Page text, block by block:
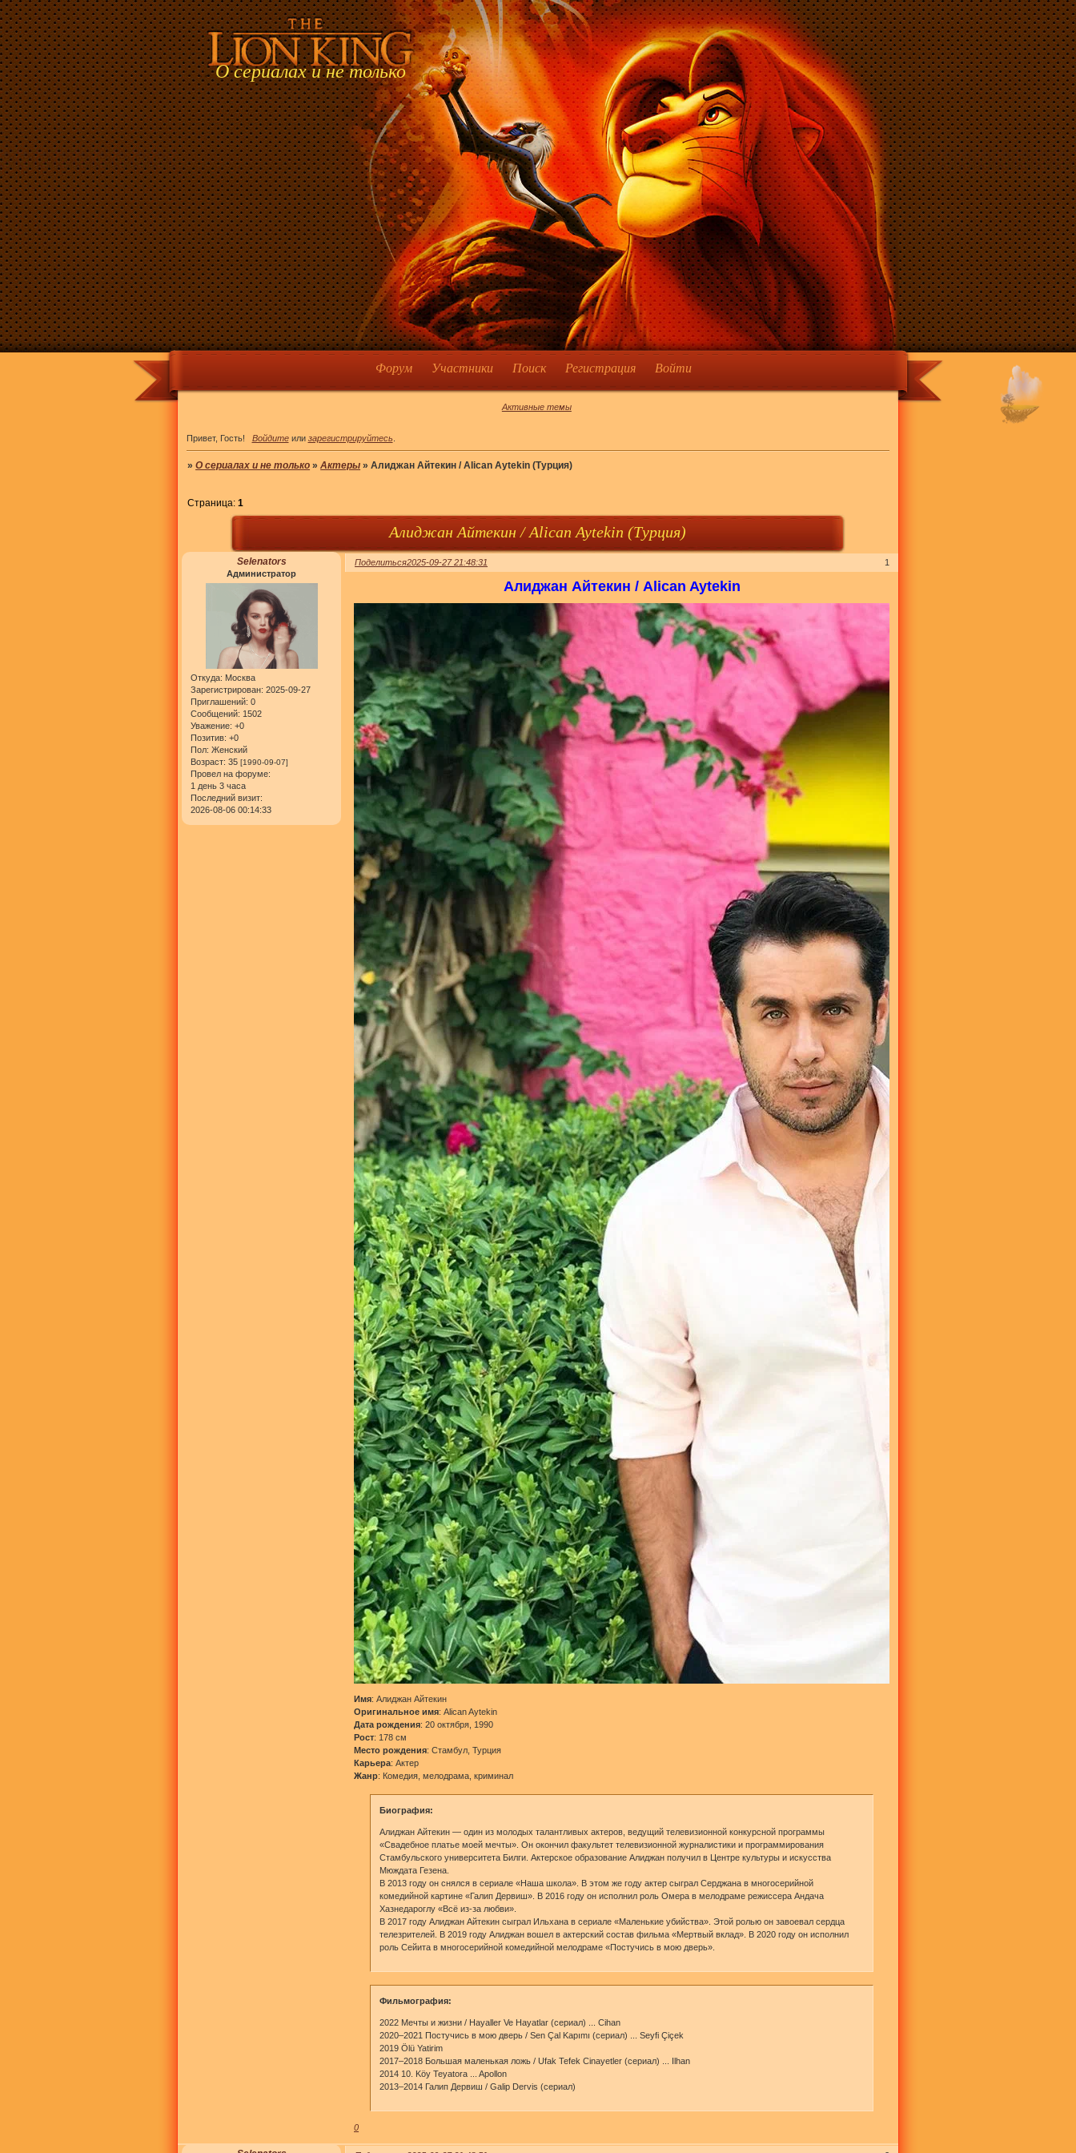
О сериалах и не только
Форум Участники Поиск Регистрация Войти
Активные темы
Привет, Гость! Войдитеили зарегистрируйтесь
»О сериалах и не только »Актеры »Алиджан Айтекин / Alican Aytekin (Турция)
Алиджан Айтекин / Alican Aytekin (Турция)
Страница:1
Поделиться 1
2025-09-27 21:48:31
Selenators
Администратор
Откуда: Москва
Зарегистрирован: 2025-09-27
Приглашений: 0
Сообщений: 1502
Уважение: +0
Позитив: +0
Пол: Женский
Возраст: 35 [1990-09-07]
Провел на форуме:
1 день 3 часа
Последний визит:
2026-08-06 00:14:33
Алиджан Айтекин / Alican Aytekin
Имя: Алиджан Айтекин
Оригинальное имя: Alican Aytekin
Дата рождения: 20 октября, 1990
Рост: 178 см
Место рождения: Стамбул, Турция
Карьера: Актер
Жанр: Комедия, мелодрама, криминал
Биография:
Алиджан Айтекин — один из молодых талантливых актеров, ведущий телевизионной конкурсной программы
«Свадебное платье моей мечты». Он окончил факультет телевизионной журналистики и программирования
Стамбульского университета Билги. Актерское образование Алиджан получил в Центре культуры и искусства
Мюждата Гезена.
В 2013 году он снялся в сериале «Наша школа». В этом же году актер сыграл Серджана в многосерийной
комедийной картине «Галип Дервиш». В 2016 году он исполнил роль Омера в мелодраме режиссера Андача
Хазнедароглу «Всё из-за любви».
В 2017 году Алиджан Айтекин сыграл Ильхана в сериале «Маленькие убийства». Этой ролью он завоевал сердца
телезрителей. В 2019 году Алиджан вошел в актерский состав фильма «Мертвый вклад». В 2020 году он исполнил
роль Сейита в многосерийной комедийной мелодраме «Постучись в мою дверь».
Фильмография:
2022 Мечты и жизни / Hayaller Ve Hayatlar (сериал) ... Cihan
2020–2021 Постучись в мою дверь / Sen Çal Kapımı (сериал) ... Seyfi Çiçek
2019 Ölü Yatirim
2017–2018 Большая маленькая ложь / Ufak Tefek Cinayetler (сериал) ... Ilhan
2014 10. Köy Teyatora ... Apollon
2013–2014 Галип Дервиш / Galip Dervis (сериал)
0